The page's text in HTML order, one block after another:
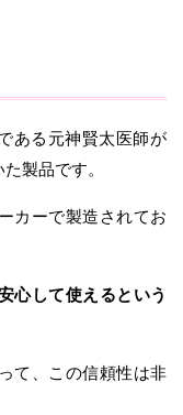
ある元神賢太医師が
製品です。
カーで製造されてお
心して使えるという
て、この信頼性は非